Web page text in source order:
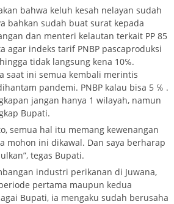
bahwa keluh kesah nelayan sudah
bahkan sudah buat surat kepada
dan menteri kelautan terkait PP 85
agar indeks tarif PNBP pascaproduksi
tidak langsung kena 10℅.
saat ini semua kembali merintis
pandemi. PNBP kalau bisa 5 ℅ .
jangan hanya 1 wilayah, namun
Bupati.
semua hal itu memang kewenangan
mohon ini dikawal. Dan saya berharap
tegas Bupati.
industri perikanan di Juwana,
pertama maupun kedua
Bupati, ia mengaku sudah berusaha